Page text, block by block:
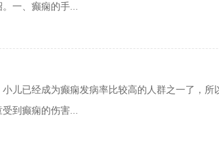
一、癫痫的手...
儿已经成为癫痫发病率比较高的人群之一了，所
到癫痫的伤害...